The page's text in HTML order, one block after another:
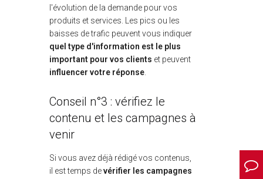
l'évolution de la demande pour vos
produits et services. Les pics ou les
baisses de trafic peuvent vous indiquer
quel type d'information est le plus
important pour vos clients et peuvent
influencer votre réponse
Conseil n°3 : vérifiez le
contenu et les campagnes à
venir
Si vous avez déjà rédigé vos contenus,
il est temps devérifier les campagnes